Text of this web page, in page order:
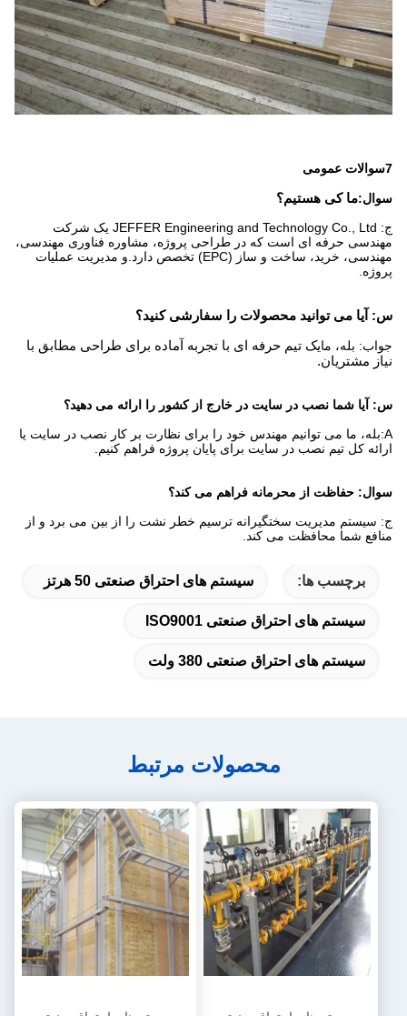
7سوالات عمومی
سوال:ما کی هستیم؟
ج: JEFFER Engineering and Technology Co., Ltd یک شرکت
مهندسی حرفه ای است که در طراحی پروژه، مشاوره فناوری مهندسی،
مهندسی، خرید، ساخت و ساز (EPC) تخصص دارد.و مدیریت عملیات
پروژه.
س: آیا می توانید محصولات را سفارشی کنید؟
جواب: بله، مایک تیم حرفه ای با تجربه آماده برای طراحی مطابق با
نیاز مشتریان.
س: آیا شما نصب در سایت در خارج از کشور را ارائه می دهید؟
A:بله، ما می توانیم مهندس خود را برای نظارت بر کار نصب در سایت یا
ارائه کل تیم نصب در سایت برای پایان پروژه فراهم کنیم.
سوال: حفاظت از محرمانه فراهم می کند؟
ج: سیستم مدیریت سختگیرانه ترسیم خطر نشت را از بین می برد و از
منافع شما محافظت می کند.
برچسب ها: سیستم های احتراق صنعتی 50 هرتز
سیستم های احتراق صنعتی ISO9001
سیستم های احتراق صنعتی 380 ولت
محصولات مرتبط